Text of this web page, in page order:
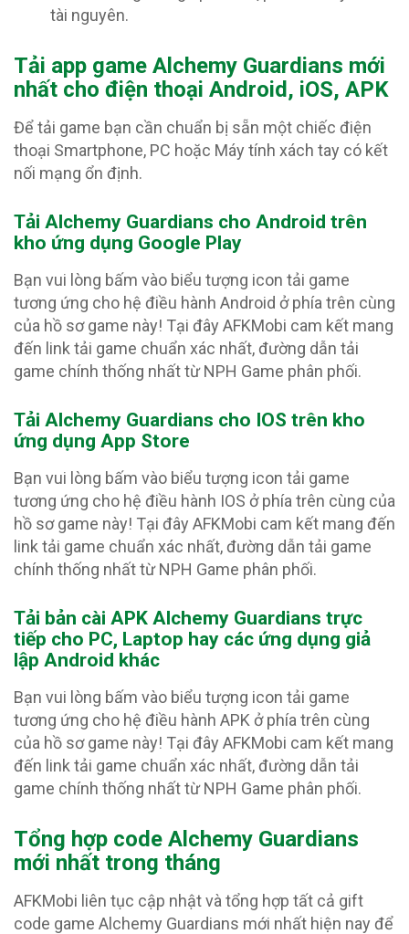
tài nguyên.
Tải app game Alchemy Guardians mới
nhất cho điện thoại Android, iOS, APK
Để tải game bạn cần chuẩn bị sẵn một chiếc điện
thoại Smartphone, PC hoặc Máy tính xách tay có kết
nối mạng ổn định.
Tải Alchemy Guardians cho Android trên
kho ứng dụng Google Play
Bạn vui lòng bấm vào biểu tượng icon tải game
tương ứng cho hệ điều hành Android ở phía trên cùng
của hồ sơ game này! Tại đây AFKMobi cam kết mang
đến link tải game chuẩn xác nhất, đường dẫn tải
game chính thống nhất từ NPH Game phân phối.
Tải Alchemy Guardians cho IOS trên kho
ứng dụng App Store
Bạn vui lòng bấm vào biểu tượng icon tải game
tương ứng cho hệ điều hành IOS ở phía trên cùng của
hồ sơ game này! Tại đây AFKMobi cam kết mang đến
link tải game chuẩn xác nhất, đường dẫn tải game
chính thống nhất từ NPH Game phân phối.
Tải bản cài APK Alchemy Guardians trực
tiếp cho PC, Laptop hay các ứng dụng giả
lập Android khác
Bạn vui lòng bấm vào biểu tượng icon tải game
tương ứng cho hệ điều hành APK ở phía trên cùng
của hồ sơ game này! Tại đây AFKMobi cam kết mang
đến link tải game chuẩn xác nhất, đường dẫn tải
game chính thống nhất từ NPH Game phân phối.
Tổng hợp code Alchemy Guardians
mới nhất trong tháng
AFKMobi liên tục cập nhật và tổng hợp tất cả gift
code game Alchemy Guardians mới nhất hiện nay để